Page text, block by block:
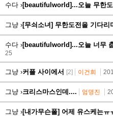
수다 ›[beautifulworld]...오늘 무한
그냥 ›[무쇠소녀] 무한도전을 기다리
수다 ›[beautifulworld]...오늘 너무
25
그냥 ›커플 사이에서 [2] 이건희
그냥 ›크리스마스인데.... 엄명진
그냥 ›[내가무슨폴] 어제 유스케는ㅠ